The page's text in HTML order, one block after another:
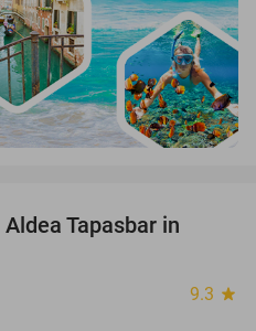
Tapasbar in
9.3 star